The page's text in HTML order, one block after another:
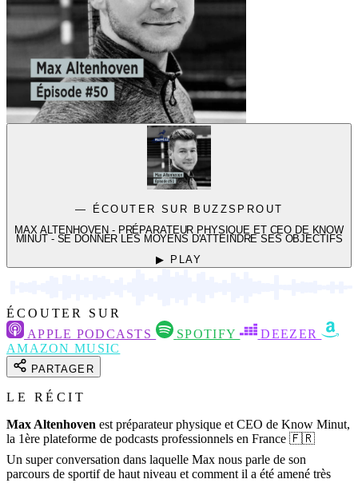
— ÉCOUTER SUR BUZZSPROUT
MAX ALTENHOVEN - PRÉPARATEUR PHYSIQUE ET CEO DE KNOW
MINUT - SE DONNER LES MOYENS D'ATTEINDRE SES OBJECTIFS
▶ PLAY
ÉCOUTER SUR
APPLE PODCASTS
SPOTIFY
DEEZER
AMAZON MUSIC
PARTAGER
LE RÉCIT
Max Altenhoven est préparateur physique et CEO de Know Minut,
la 1ère plateforme de podcasts professionnels en France 🇫🇷
Un super conversation dans laquelle Max nous parle de son
parcours de sportif de haut niveau et comment il a été amené très